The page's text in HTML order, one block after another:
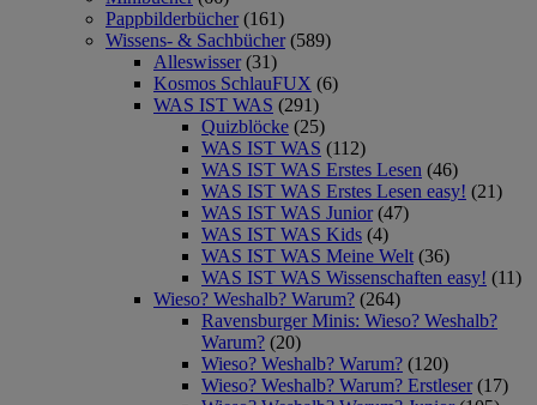
Pappbilderbücher (161)
Wissens- & Sachbücher (589)
Alleswisser (31)
Kosmos SchlauFUX (6)
WAS IST WAS (291)
Quizblöcke (25)
WAS IST WAS (112)
WAS IST WAS Erstes Lesen (46)
WAS IST WAS Erstes Lesen easy! (21)
WAS IST WAS Junior (47)
WAS IST WAS Kids (4)
WAS IST WAS Meine Welt (36)
WAS IST WAS Wissenschaften easy! (11)
Wieso? Weshalb? Warum? (264)
Ravensburger Minis: Wieso? Weshalb?
Warum? (20)
Wieso? Weshalb? Warum? (120)
Wieso? Weshalb? Warum? Erstleser (17)